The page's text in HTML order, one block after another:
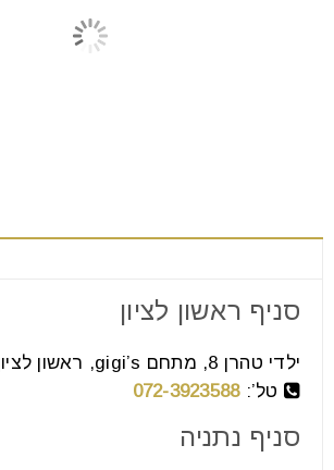
פינות אוכל עגולות בסגנון כפרי
07 אוג
סניף ראשון לציון
ילדי טהרן 8, מתחם gigi’s, ראשון לציון
טל’:072-3923588
סניף נתניה